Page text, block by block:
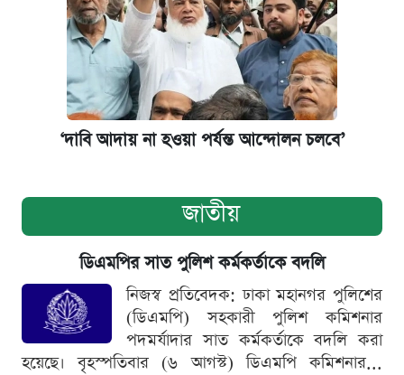
‌‘দাবি আদায় না হওয়া পর্যন্ত আন্দোলন চলবে’
জাতীয়
ডিএমপির সাত পুলিশ কর্মকর্তাকে বদলি
নিজস্ব প্রতিবেদক: ঢাকা মহানগর পুলিশের
(ডিএমপি) সহকারী পুলিশ কমিশনার
পদমর্যাদার সাত কর্মকর্তাকে বদলি করা
হয়েছে। বৃহস্পতিবার (৬ আগস্ট) ডিএমপি কমিশনার...